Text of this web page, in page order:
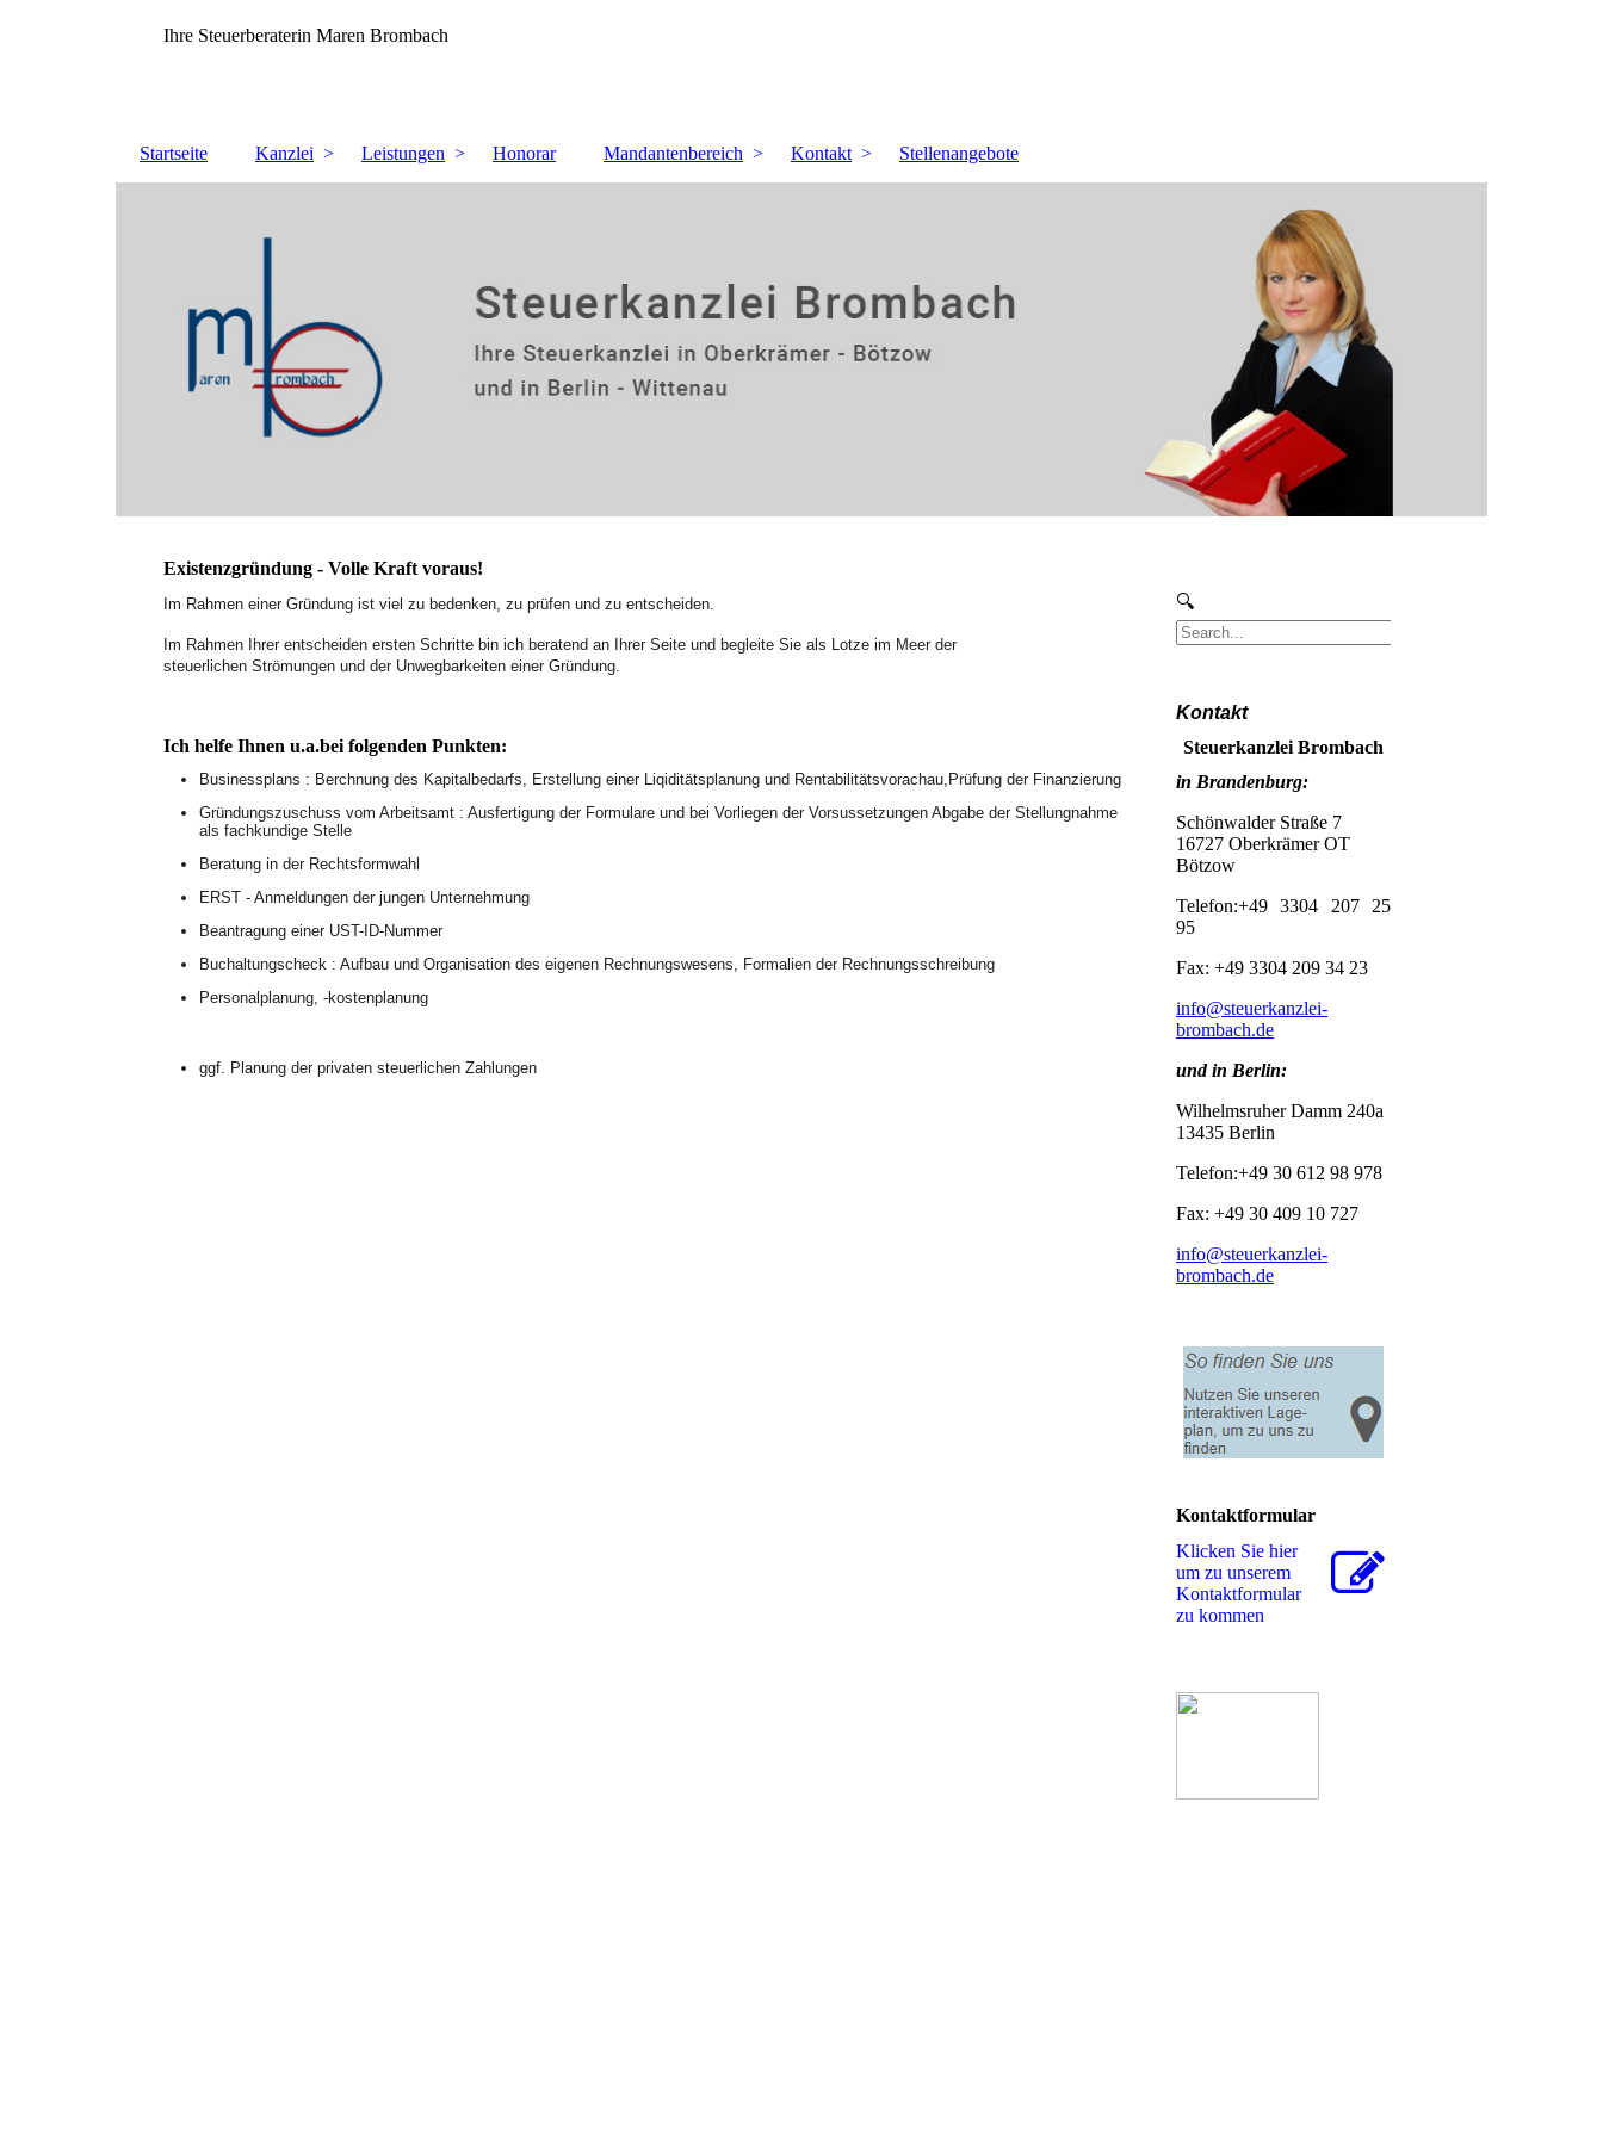
Ihre Steuerberaterin Maren Brombach
Startseite Kanzlei Leistungen Honorar Mandantenbereich Kontakt Stellenangebote
Existenzgründung - Volle Kraft voraus!
Im Rahmen einer Gründung ist viel zu bedenken, zu prüfen und zu entscheiden.
Im Rahmen Ihrer entscheiden ersten Schritte bin ich beratend an Ihrer Seite und begleite Sie als Lotze im Meer der
steuerlichen Strömungen und der Unwegbarkeiten einer Gründung.
Ich helfe Ihnen u.a.bei folgenden Punkten:
Businessplans : Berchnung des Kapitalbedarfs, Erstellung einer Liqiditätsplanung und Rentabilitätsvorachau,Prüfung der Finanzierung
Gründungszuschuss vom Arbeitsamt : Ausfertigung der Formulare und bei Vorliegen der Vorsussetzungen Abgabe der Stellungnahme
als fachkundige Stelle
Beratung in der Rechtsformwahl
ERST - Anmeldungen der jungen Unternehmung
Beantragung einer UST-ID-Nummer
Buchaltungscheck : Aufbau und Organisation des eigenen Rechnungswesens, Formalien der Rechnungsschreibung
Personalplanung, -kostenplanung
ggf. Planung der privaten steuerlichen Zahlungen
Kontakt
Steuerkanzlei Brombach
in Brandenburg:
Schönwalder Straße 7
16727 Oberkrämer OT
Bötzow
Telefon:+49 3304 207 25
95
Fax: +49 3304 209 34 23
info@steuerkanzlei-
brombach.de
und in Berlin:
Wilhelmsruher Damm 240a
13435 Berlin
Telefon:+49 30 612 98 978
Fax: +49 30 409 10 727
info@steuerkanzlei-
brombach.de
Kontaktformular
Klicken Sie hier
um zu unserem
Kon­takt­for­mu­lar
zu kommen